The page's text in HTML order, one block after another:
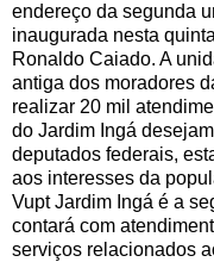
endereço da segunda
inaugurada nesta
Ronaldo Caiado. A
antiga dos moradores
realizar 20 mil
do Jardim Ingá
deputados federais,
aos interesses da
Vupt Jardim Ingá é a
contará com
serviços relacionados